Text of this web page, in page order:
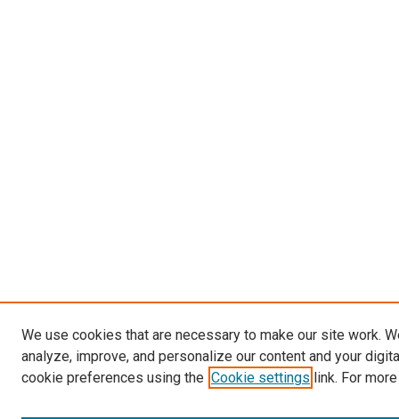
We use cookies that are necessary to make our site work.
analyze, improve, and personalize our content and your
cookie preferences using the Cookie settings link. For